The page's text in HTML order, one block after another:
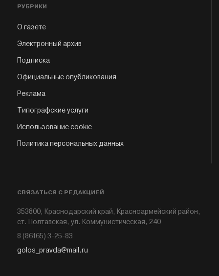
РУБРИКИ
О газете
Электронный архив
Подписка
Официальные опубликования
Реклама
Типографские услуги
Использование cookie
Политика персональных данных
СВЯЗАТЬСЯ С РЕДАКЦИЕЙ
353800, Краснодарский край, Красноармейский район,
ст. Полтавская, ул. Коммунистическая, 240
8 (86165) 3-25-83
golos_pravda@mail.ru